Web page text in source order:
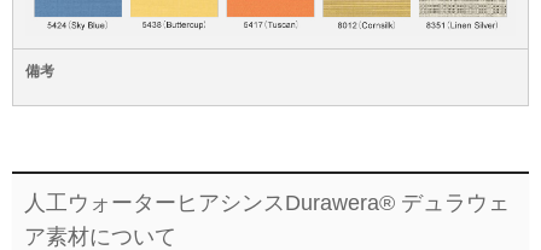
備考
人工ウォーターヒアシンスDurawera® デュラウェ
ア素材について